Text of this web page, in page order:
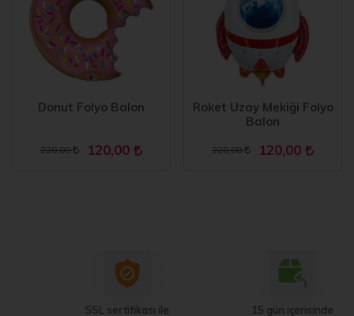
Donut Folyo Balon
220,00 120,00
Roket Uzay Mekiği Folyo
Balon
220,00 120,00
SSL sertifikası ile
15 gün içerisinde